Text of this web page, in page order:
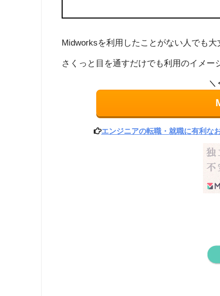
Midworksを利用したことがない人でも
さくっと目を通すだけでも利用のイメー
エンジニアの転職・就職に有利な